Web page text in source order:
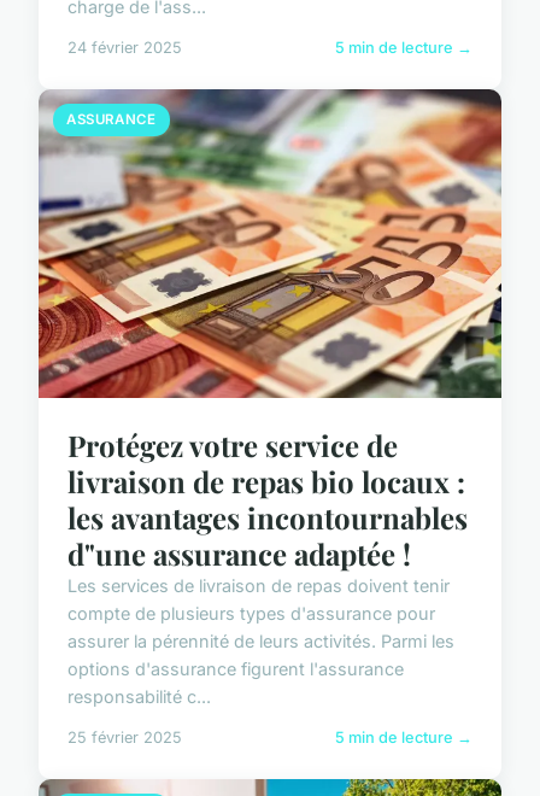
charge de l'ass...
24 février 2025 5 min de lecture →
ASSURANCE
Protégez votre service de
livraison de repas bio locaux :
les avantages incontournables
d"une assurance adaptée !
Les services de livraison de repas doivent tenir
compte de plusieurs types d'assurance pour
assurer la pérennité de leurs activités. Parmi les
options d'assurance figurent l'assurance
responsabilité c...
25 février 2025 5 min de lecture →